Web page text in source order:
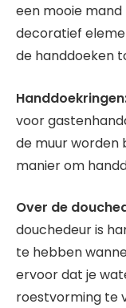
een mooie
decoratief
de handdoeken
voor
de muur worden
manier om
Over de
douchedeur is
te hebben
ervoor dat je
roestvorming te